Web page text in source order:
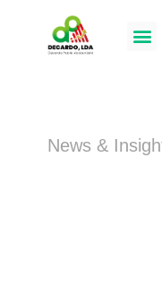
News &